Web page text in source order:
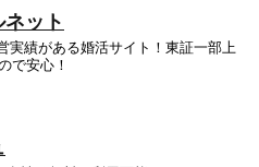
ット
実績がある婚活サイト！東証一部上
で安心！